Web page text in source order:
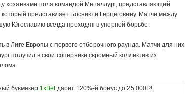
хозяевами поля командой Металлург, представляющий
представляет Боснию и Герцеговину. Матчи между
Югославию всегда проходят в упорной борьбе.
в Лиге Европы с первого отборочного раунда. Матчи для них
получил в свои соперники скромный коллектив из
букмекер 1xBetдарит 120%-й бонус до 25 000₱!